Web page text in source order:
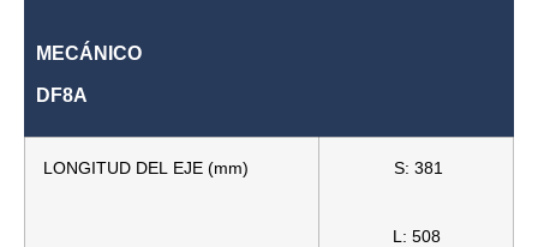
MECÁNICO
DF8A
LONGITUD DEL EJE (mm) S: 381
L: 508